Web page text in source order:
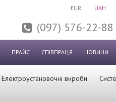
EUR UAH
(097) 576-22-88
ПРАЙС СПІВПРАЦЯ НОВИНИ
Електроустановочні вироби